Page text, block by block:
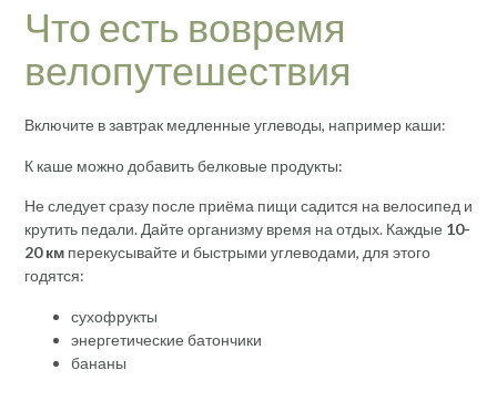
Что есть вовремя
велопутешествия
Включите в завтрак медленные углеводы, например каши:
К каше можно добавить белковые продукты:
Не следует сразу после приёма пищи садится на велосипед и
крутить педали. Дайте организму время на отдых. Каждые 10-
20 км перекусывайте и быстрыми углеводами, для этого
годятся:
сухофрукты
энергетические батончики
бананы